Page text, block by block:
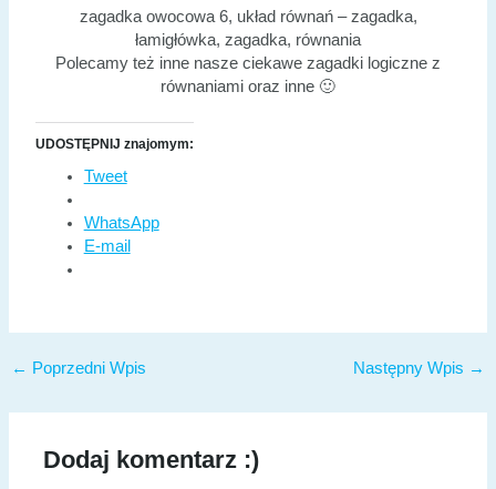
zagadka owocowa 6, układ równań – zagadka,
łamigłówka, zagadka, równania
Polecamy też inne nasze ciekawe zagadki logiczne z
równaniami oraz inne 🙂
UDOSTĘPNIJ znajomym:
Tweet
WhatsApp
E-mail
← Poprzedni Wpis Następny Wpis →
Dodaj komentarz :)